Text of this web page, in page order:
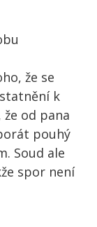
že se
k
od pana
pouhý
Soud ale
spor není